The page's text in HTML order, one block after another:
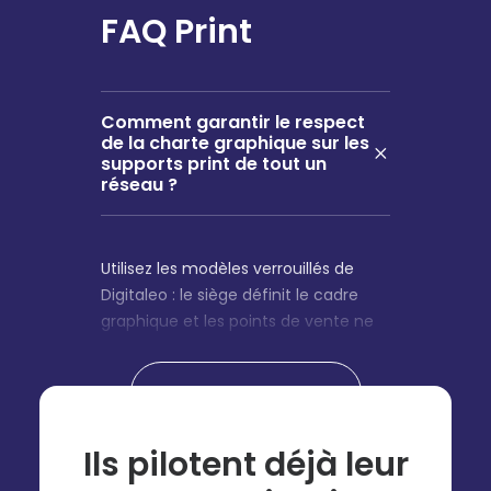
FAQ Print
Comment garantir le respect
de la charte graphique sur les
supports print de tout un
réseau ?
Utilisez les modèles verrouillés de
Digitaleo : le siège définit le cadre
graphique et les points de vente ne
assurant une cohérence de marque
Comment simplifier la
Plus de questions
Ils pilotent déjà leur